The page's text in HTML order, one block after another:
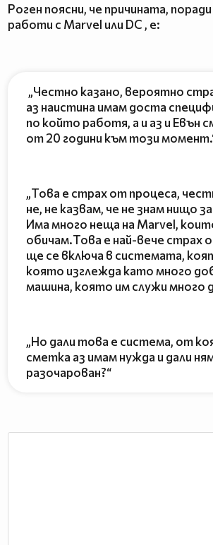
Роген поясни, че причината,
работи с Marvel или DC , е:
„Честно казано, вероятно
аз наистина имам доста
по който работя, а и аз и Евън
от 20 години към този
„Това е страх от процеса,
не, не казвам, че не знам нищо
Има много неща на Marvel,
обичам.Това е най-вече страх
ще се включа в системата,
която изглежда като много
машина, която им служи много
„Но дали това е система, от
сметка аз имам нужда и дали
разочарован?“